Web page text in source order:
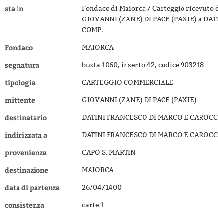
sta in
Fondaco di Maiorca / Carteggio ricevuto
GIOVANNI (ZANE) DI PACE (PAXIE) a
COMP.
Fondaco MAIORCA
segnatura busta 1060, inserto 42, codice 903218
tipologia CARTEGGIO COMMERCIALE
mittente GIOVANNI (ZANE) DI PACE (PAXIE)
destinatario DATINI FRANCESCO DI MARCO E
indirizzata a DATINI FRANCESCO DI MARCO E
provenienza CAPO S. MARTIN
destinazione MAIORCA
data di partenza 26/04/1400
consistenza carte 1